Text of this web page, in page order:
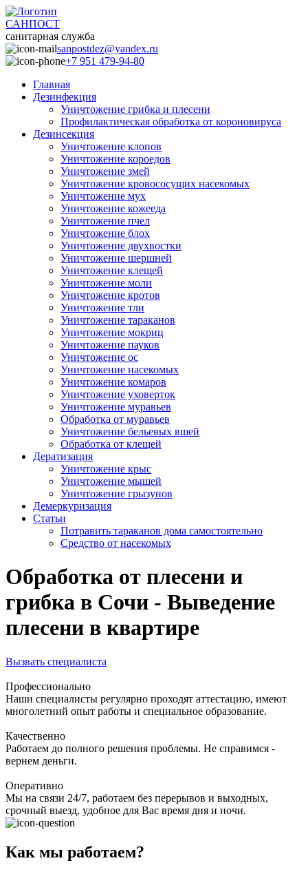
САНПОСТ
санитарная служба
sanpostdez@yandex.ru
+7 951 479-94-80
Главная
Дезинфекция
Уничтожение грибка и плесени
Профилактическая обработка от короновируса
Дезинсекция
Уничтожение клопов
Уничтожение короедов
Уничтожение змей
Уничтожение кровососущих насекомых
Уничтожение мух
Уничтожение кожееда
Уничтожение пчел
Уничтожение блох
Уничтожение двухвостки
Уничтожение шершней
Уничтожение клещей
Уничтожение моли
Уничтожение кротов
Уничтожение тли
Уничтожение тараканов
Уничтожение мокриц
Уничтожение пауков
Уничтожение ос
Уничтожение насекомых
Уничтожение комаров
Уничтожение уховерток
Уничтожение муравьев
Обработка от муравьев
Уничтожение бельевых вшей
Обработка от клещей
Дератизация
Уничтожение крыс
Уничтожение мышей
Уничтожение грызунов
Демеркуризация
Статьи
Потравить тараканов дома самостоятельно
Средство от насекомых
Обработка от плесени и
грибка в Сочи - Выведение
плесени в квартире
Вызвать специалиста
Профессионально
Наши специалисты регулярно проходят аттестацию, имеют
многолетний опыт работы и специальное образование.
Качественно
Работаем до полного решения проблемы. Не справимся -
вернем деньги.
Оперативно
Мы на связи 24/7, работаем без перерывов и выходных,
срочный выезд, удобное для Вас время дня и ночи.
Как мы работаем?